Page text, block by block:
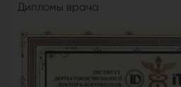
Дипломы врача